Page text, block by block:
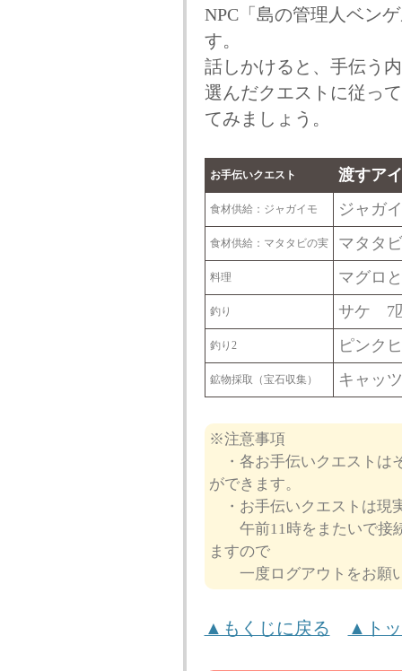
NPC「島の管理人ベン
す。
話しかけると、手伝う
選んだクエストに従っ
てみましょう。
お手伝いクエスト 渡すア
食材供給：ジャガイモ ジャガ
食材供給：マタタビの実 マタタ
料理 マグロ
釣り サケ 7
釣り2 ピンク
鉱物採取（宝石収集） キャッ
※注意事項
・各お手伝いクエストは
ができます。
・お手伝いクエストは現
午前11時をまたいで接続
ますので
一度ログアウトをお願
▲もくじに戻る ▲ト